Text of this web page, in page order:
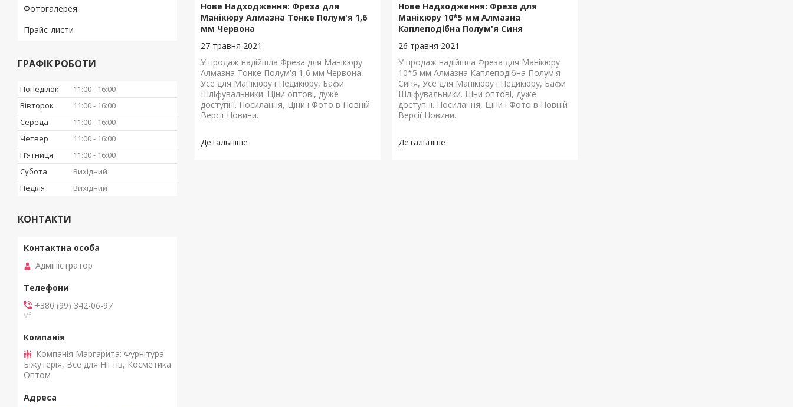
Нове Надходження: Фреза для
Манікюру Алмазна Тонке Полум'я 1,6
мм Червона
27 травня 2021
У продаж надійшла Фреза для Манікюру
Алмазна Тонке Полум'я 1,6 мм Червона,
Усе для Манікюру і Педикюру, Бафи
Шліфувальники. Ціни оптові, дуже
доступні. Посилання, Ціни і Фото в Повній
Версії Новини.
Нове Надходження: Фреза для
Манікюру 10*5 мм Алмазна
Каплеподібна Полум'я Синя
26 травня 2021
У продаж надійшла Фреза для Манікюру
10*5 мм Алмазна Каплеподібна Полум'я
Синя, Усе для Манікюру і Педикюру, Бафи
Шліфувальники. Ціни оптові, дуже
доступні. Посилання, Ціни і Фото в Повній
Версії Новини.
Фотогалерея
Прайс-листи
ГРАФІК РОБОТИ
Понеділок 11:00
16:00
Вівторок
11:00
16:00
Середа
11:00
16:00
Четвер
11:00
16:00
Пʼятниця
11:00
16:00
Субота
Вихідний
Неділя
Вихідний
КОНТАКТИ
Адміністратор
+380 (99) 342-06-97
Vf
Компанія Маргарита: Фурнітура
Біжутерія, Все для Нігтів, Косметика
Оптом